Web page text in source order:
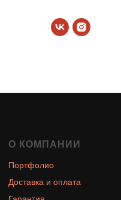
О КОМПАНИИ
Портфолио
Доставка и оплата